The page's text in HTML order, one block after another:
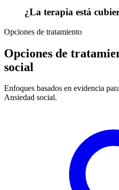
¿La terapia está
Opciones de tratamiento
Opciones de
social
Enfoques basados en evidencia
Ansiedad social.